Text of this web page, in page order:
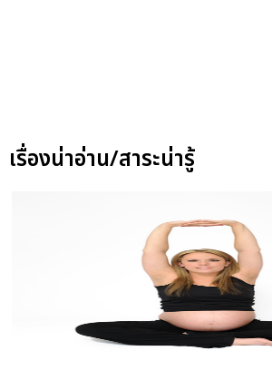
เรื่องน่าอ่าน/สาระน่ารู้